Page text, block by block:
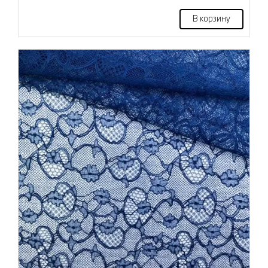
В корзину